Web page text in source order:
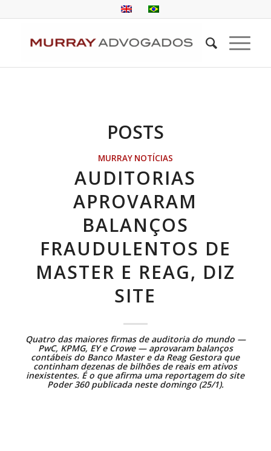
POSTS
MURRAY NOTÍCIAS
AUDITORIAS
APROVARAM
BALANÇOS
FRAUDULENTOS DE
MASTER E REAG, DIZ
SITE
Quatro das maiores firmas de auditoria do mundo —
PwC, KPMG, EY e Crowe — aprovaram balanços
contábeis do Banco Master e da Reag Gestora que
continham dezenas de bilhões de reais em ativos
inexistentes. É o que afirma uma reportagem do site
Poder 360 publicada neste domingo (25/1).